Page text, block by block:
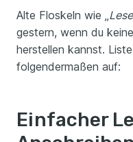
Alte Floskeln wie „
gestern, wenn du
herstellen kannst.
folgendermaßen auf:
Einfacher